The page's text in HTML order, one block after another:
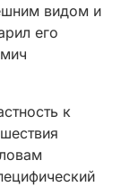
видом и
его
к